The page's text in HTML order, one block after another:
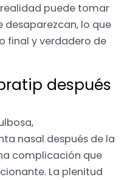
puede tomar
lo que
final y verdadero de
después
nasal después de la
complicación que
La plenitud